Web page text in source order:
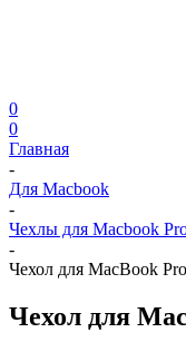
0
0
Главная
-
Для Macbook
-
Чехлы для Macbook
-
Чехол для MacBook
Чехол для